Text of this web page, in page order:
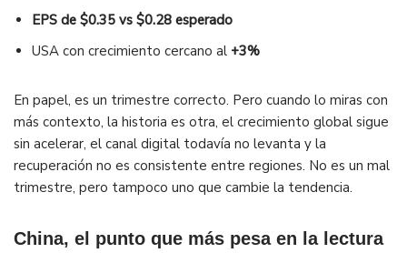
EPS de $0.35 vs $0.28 esperado
USA con crecimiento cercano al +3%
En papel, es un trimestre correcto. Pero cuando lo miras con
más contexto, la historia es otra, el crecimiento global sigue
sin acelerar, el canal digital todavía no levanta y la
recuperación no es consistente entre regiones. No es un mal
trimestre, pero tampoco uno que cambie la tendencia.
China, el punto que más pesa en la lectura